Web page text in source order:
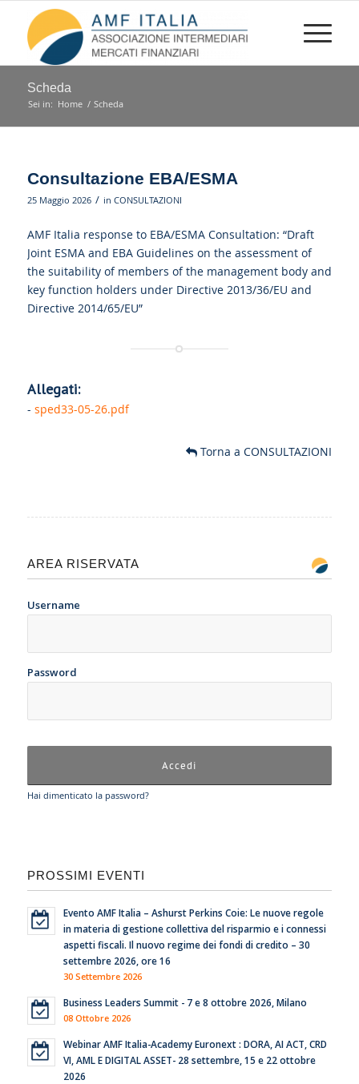
Scheda
Sei in: Home / Scheda
Consultazione EBA/ESMA
25 Maggio 2026 / in CONSULTAZIONI
AMF Italia response to EBA/ESMA Consultation: “Draft
Joint ESMA and EBA Guidelines on the assessment of
the suitability of members of the management body and
key function holders under Directive 2013/36/EU and
Directive 2014/65/EU”
Allegati:
- sped33-05-26.pdf
Torna a CONSULTAZIONI
AREA RISERVATA
Username
Password
Hai dimenticato la password?
PROSSIMI EVENTI
Evento AMF Italia – Ashurst Perkins Coie: Le nuove regole
in materia di gestione collettiva del risparmio e i connessi
aspetti fiscali. Il nuovo regime dei fondi di credito – 30
settembre 2026, ore 16
30 Settembre 2026
Business Leaders Summit - 7 e 8 ottobre 2026, Milano
08 Ottobre 2026
Webinar AMF Italia-Academy Euronext : DORA, AI ACT, CRD
VI, AML E DIGITAL ASSET- 28 settembre, 15 e 22 ottobre
2026